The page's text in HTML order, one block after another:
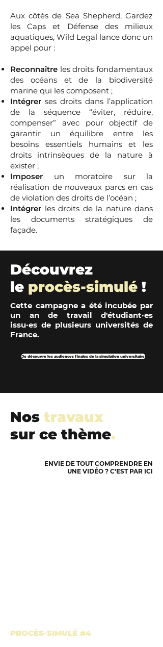
Aux côtés de Sea Shepherd, Gardez
les Caps et Défense des milieux
aquatiques, Wild Legal lance donc un
appel pour :
Reconnaître les droits fondamentaux
des océans et de la biodiversité
marine qui les composent ;
Intégrer ses droits dans l’application
de la séquence “éviter, réduire,
compenser” avec pour objectif de
garantir un équilibre entre les
besoins essentiels humains et les
droits intrinsèques de la nature à
exister ;
Imposer un moratoire sur la
réalisation de nouveaux parcs en cas
de violation des droits de l’océan ;
Intégrer les droits de la nature dans
les documents stratégiques de
façade.
Découvrez
le procès-simulé !
Cette campagne a été incubée par
un an de travail d'étudiant·es
issu·es de plusieurs universités de
France.
Je découvre les audiences finales de la simulation universitaire
Nos travaux
sur ce thème.
ENVIE DE TOUT COMPRENDRE EN
UNE VIDÉO ? C'EST PAR ICI
PROCÈS-SIMULÉ #4